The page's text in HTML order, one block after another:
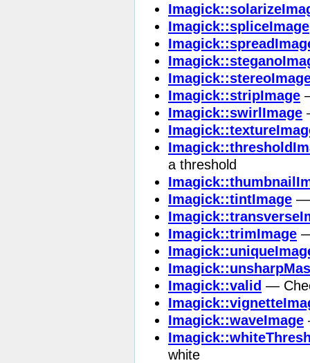
Imagick::spliceImage
Imagick::stripImage
Imagick::swirlImage
a threshold
Imagick::tintImage —
Imagick::trimImage
Imagick::valid —
Imagick::waveImage
white